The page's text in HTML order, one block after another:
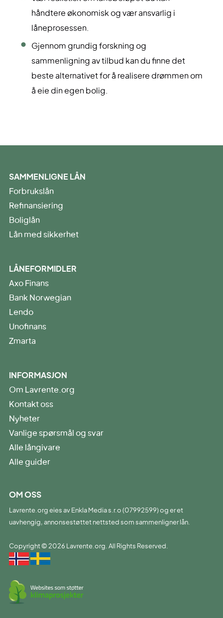
håndtere økonomisk og vær ansvarlig i
låneprosessen.
Gjennom grundig forskning og
sammenligning av tilbud kan du finne det
beste alternativet for å realisere drømmen om
å eie din egen bolig.
SAMMENLIGNE LÅN
Forbrukslån
Refinansiering
Boliglån
Lån med sikkerhet
LÅNEFORMIDLER
Axo Finans
Bank Norwegian
Lendo
Unofinans
Zmarta
INFORMASJON
Om Lavrente.org
Kontakt oss
Nyheter
Vanlige spørsmål og svar
Alle långivare
Alle guider
OM OSS
Lavrente.org eies av Enkla Media s.r.o (07992599) og er et
uavhengig, annonsestøttet nettsted som sammenligner lån.
Copyright © 2026 Lavrente.org. All Rights Reserved.